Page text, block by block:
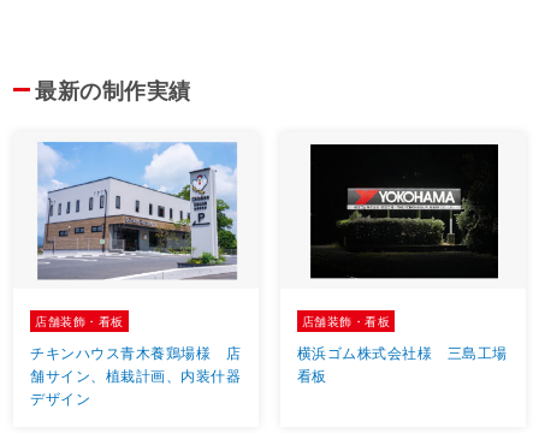
最新の制作実績
店舗装飾・看板
チキンハウス青木養鶏場様 店
舗サイン、植栽計画、内装什器
デザイン
店舗装飾・看板
横浜ゴム株式会社様 三島工場
看板